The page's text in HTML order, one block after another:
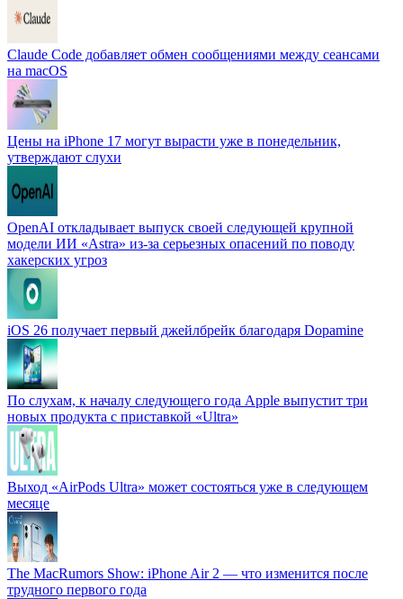
Claude Code добавляет обмен сообщениями между сеансами
на macOS
Цены на iPhone 17 могут вырасти уже в понедельник,
утверждают слухи
OpenAI откладывает выпуск своей следующей крупной
модели ИИ «Astra» из-за серьезных опасений по поводу
хакерских угроз
iOS 26 получает первый джейлбрейк благодаря Dopamine
По слухам, к началу следующего года Apple выпустит три
новых продукта с приставкой «Ultra»
Выход «AirPods Ultra» может состояться уже в следующем
месяце
The MacRumors Show: iPhone Air 2 — что изменится после
трудного первого года